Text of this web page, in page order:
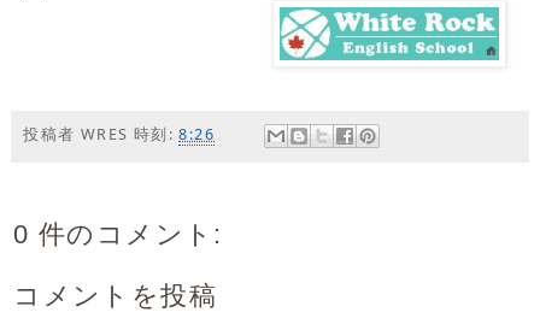
投稿者 WRES 時刻:8:26
0 件のコメント:
コメントを投稿